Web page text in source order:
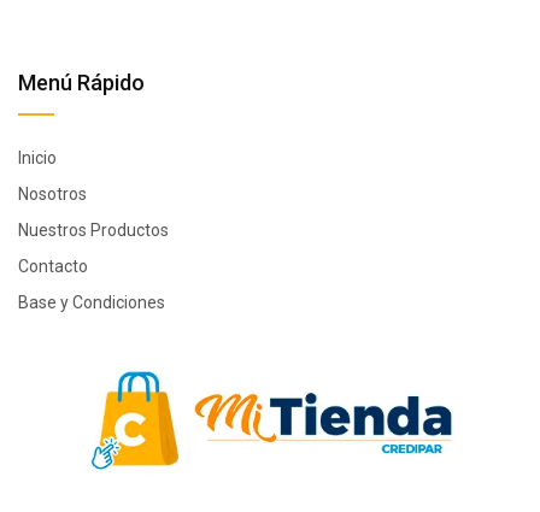
Menú Rápido
Inicio
Nosotros
Nuestros Productos
Contacto
Base y Condiciones